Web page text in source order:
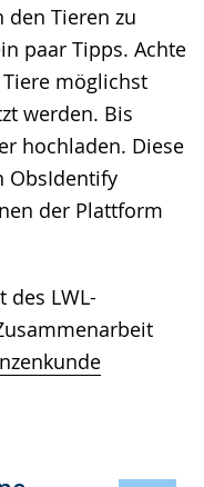
den Tieren zu
paar Tipps. Achte
möglichst
werden. Bis
hochladen. Diese
ObsIdentify
der Plattform
des LWL-